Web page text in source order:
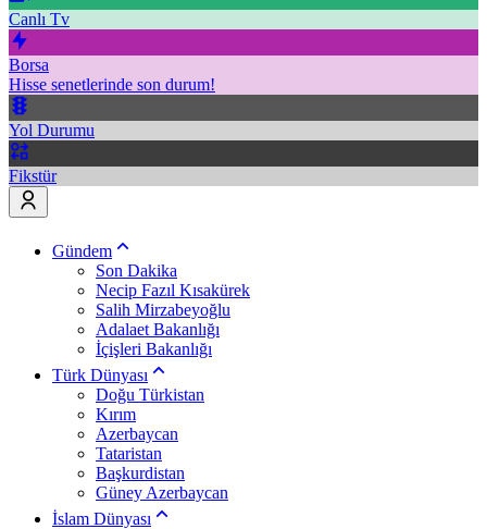
Canlı Tv
Borsa
Hisse senetlerinde son durum!
Yol Durumu
Fikstür
Gündem
Son Dakika
Necip Fazıl Kısakürek
Salih Mirzabeyoğlu
Adalaet Bakanlığı
İçişleri Bakanlığı
Türk Dünyası
Doğu Türkistan
Kırım
Azerbaycan
Tataristan
Başkurdistan
Güney Azerbaycan
İslam Dünyası